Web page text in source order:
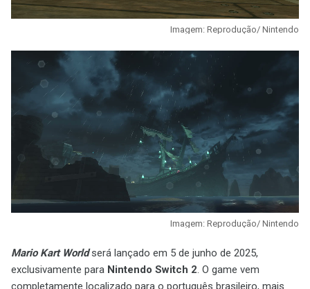
Imagem: Reprodução/ Nintendo
Imagem: Reprodução/ Nintendo
Mario Kart Worldserá lançado em 5 de junho de 2025,
exclusivamente para Nintendo Switch 2. O game vem
completamente localizado para o português brasileiro, mais